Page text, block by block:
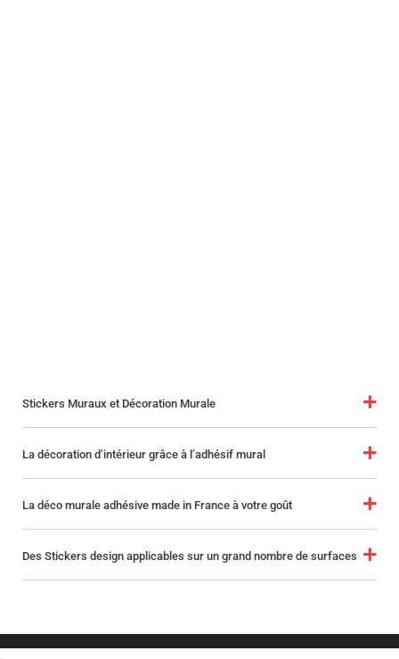
Stickers Muraux et Décoration Murale
La décoration d’intérieur grâce à l’adhésif mural
La déco murale adhésive made in France à votre goût
Des Stickers design applicables sur un grand nombre de surfaces